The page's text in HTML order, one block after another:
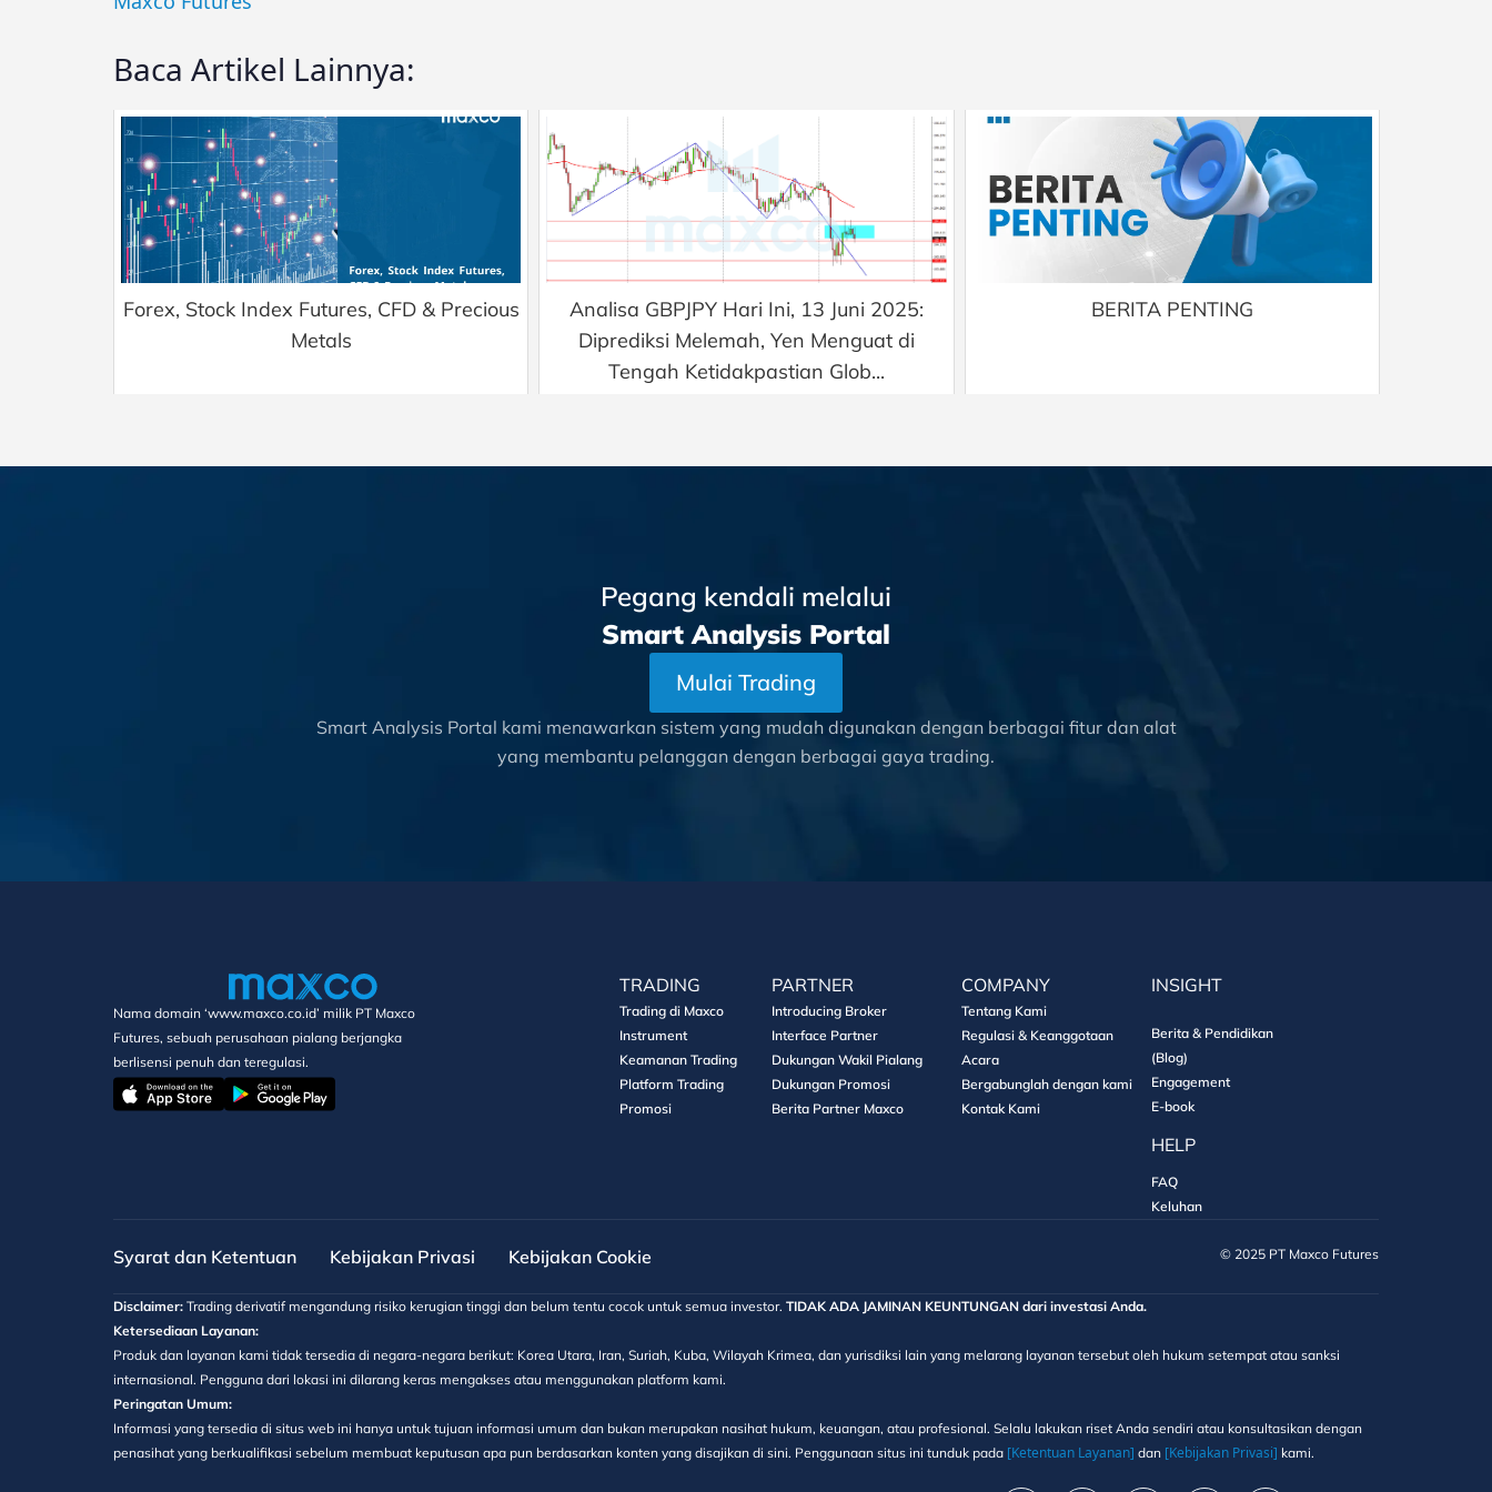
Baca Artikel Lainnya:
Forex, Stock Index Futures, CFD & Precious
Metals
Analisa GBPJPY Hari Ini, 13 Juni 2025:
Diprediksi Melemah, Yen Menguat di
Tengah Ketidakpastian Glob...
BERITA PENTING
Pegang kendali melalui
Smart Analysis Portal
Mulai Trading
Smart Analysis Portal kami menawarkan sistem yang mudah digunakan dengan berbagai fitur dan alat
yang membantu pelanggan dengan berbagai gaya trading.
Nama domain ‘www.maxco.co.id’ milik PT Maxco
Futures, sebuah perusahaan pialang berjangka
berlisensi penuh dan teregulasi.
TRADING
Trading di Maxco
Instrument
Keamanan Trading
Platform Trading
Promosi
PARTNER
Introducing Broker
Interface Partner
Dukungan Wakil Pialang
Dukungan Promosi
Berita Partner Maxco
COMPANY
Tentang Kami
Regulasi & Keanggotaan
Acara
Bergabunglah dengan kami
Kontak Kami
INSIGHT
Berita & Pendidikan
(Blog)
Engagement
E-book
HELP
FAQ
Keluhan
Syarat dan Ketentuan Kebijakan Privasi Kebijakan Cookie ©️ 2025 PT Maxco Futures
Disclaimer: Trading derivatif mengandung risiko kerugian tinggi dan belum tentu cocok untuk semua investor. TIDAK ADA JAMINAN KEUNTUNGAN dari investasi Anda.
Ketersediaan Layanan:
Produk dan layanan kami tidak tersedia di negara-negara berikut: Korea Utara, Iran, Suriah, Kuba, Wilayah Krimea, dan yurisdiksi lain yang melarang layanan tersebut oleh hukum setempat atau sanksi
internasional. Pengguna dari lokasi ini dilarang keras mengakses atau menggunakan platform kami.
Peringatan Umum:
Informasi yang tersedia di situs web ini hanya untuk tujuan informasi umum dan bukan merupakan nasihat hukum, keuangan, atau profesional. Selalu lakukan riset Anda sendiri atau konsultasikan dengan
penasihat yang berkualifikasi sebelum membuat keputusan apa pun berdasarkan konten yang disajikan di sini. Penggunaan situs ini tunduk pada [Ketentuan Layanan] dan [Kebijakan Privasi] kami.